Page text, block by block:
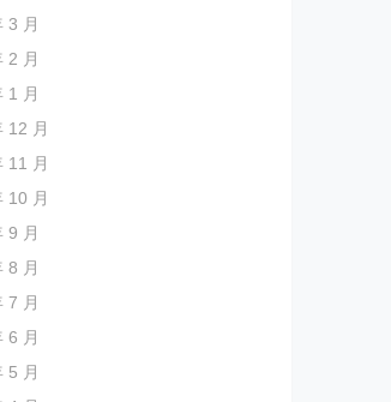
3 月
2 月
1 月
12 月
11 月
10 月
9 月
8 月
7 月
6 月
5 月